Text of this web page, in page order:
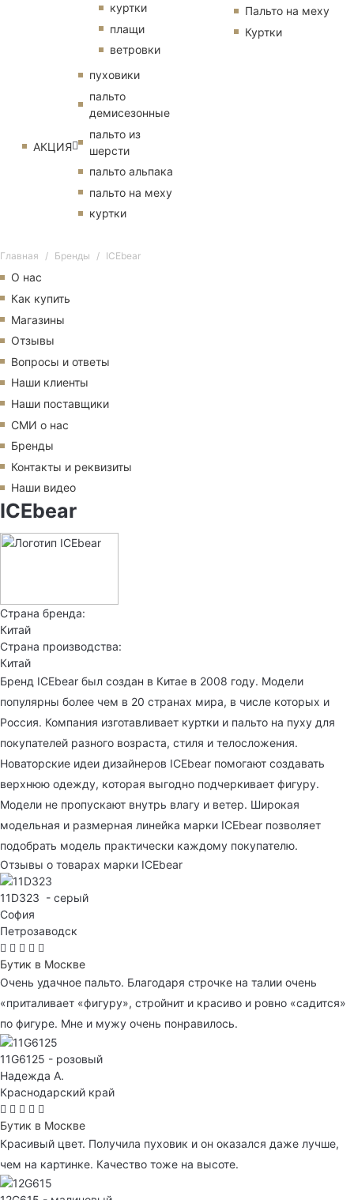
куртки
плащи
ветровки
АКЦИЯ
пуховики
пальто
демисезонные
пальто из
шерсти
пальто альпака
пальто на меху
куртки
Пальто на меху
Куртки
Главная Бренды ICEbear
О нас
Как купить
Магазины
Отзывы
Вопросы и ответы
Наши клиенты
Наши поставщики
СМИ о нас
Бренды
Контакты и реквизиты
Наши видео
ICEbear
Страна бренда:
Китай
Страна производства:
Китай
Бренд ICEbear был создан в Китае в 2008 году. Модели
популярны более чем в 20 странах мира, в числе которых и
Россия. Компания изготавливает куртки и пальто на пуху для
покупателей разного возраста, стиля и телосложения.
Новаторские идеи дизайнеров ICEbear помогают создавать
верхнюю одежду, которая выгодно подчеркивает фигуру.
Модели не пропускают внутрь влагу и ветер. Широкая
модельная и размерная линейка марки ICEbear позволяет
подобрать модель практически каждому покупателю.
Отзывы о товарах марки ICEbear
11D323 - серый
София
Петрозаводск
Бутик в Москве
Очень удачное пальто. Благодаря строчке на талии очень
«приталивает «фигуру», стройнит и красиво и ровно «садится»
по фигуре. Мне и мужу очень понравилось.
11G6125 - розовый
Надежда А.
Краснодарский край
Бутик в Москве
Красивый цвет. Получила пуховик и он оказался даже лучше,
чем на картинке. Качество тоже на высоте.